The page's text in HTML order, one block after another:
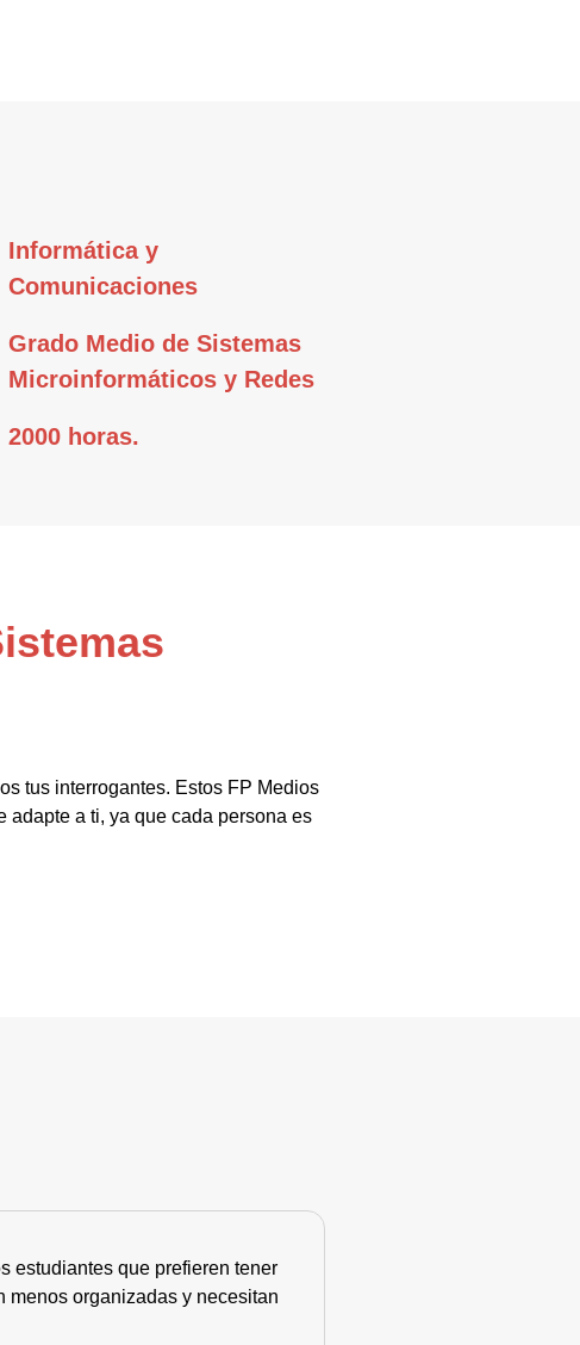
Informática y
Comunicaciones
Grado Medio de Sistemas
Microinformáticos y Redes
2000 horas.
tus interrogantes. Estos FP Medios
adapte a ti, ya que cada persona es
estudiantes que prefieren tener
menos organizadas y necesitan